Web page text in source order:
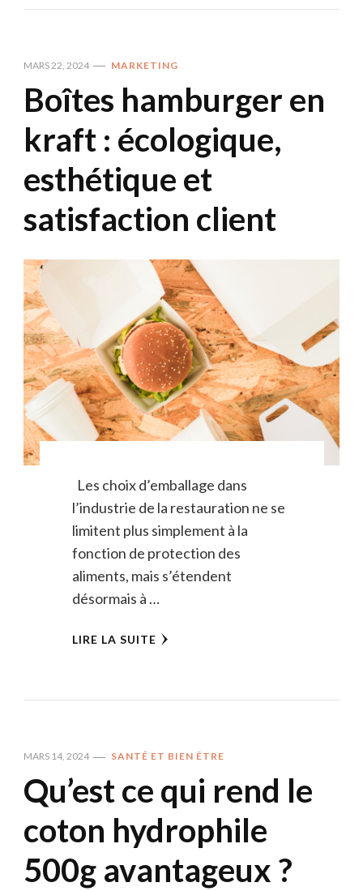
MARS 22, 2024 MARKETING
Boîtes hamburger en
kraft : écologique,
esthétique et
satisfaction client
Les choix d’emballage dans
l’industrie de la restauration ne se
limitent plus simplement à la
fonction de protection des
aliments, mais s’étendent
désormais à …
LIRE LA SUITE
MARS 14, 2024 SANTÉ ET BIEN ÊTRE
Qu’est ce qui rend le
coton hydrophile
500g avantageux ?